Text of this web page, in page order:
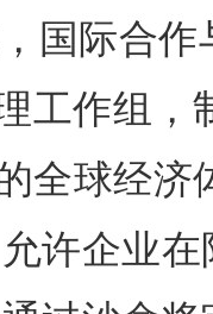
际合作
工作组，
全球经济
许企业